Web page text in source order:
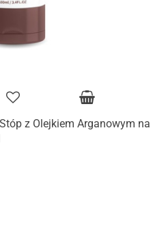
z Olejkiem Arganowym na